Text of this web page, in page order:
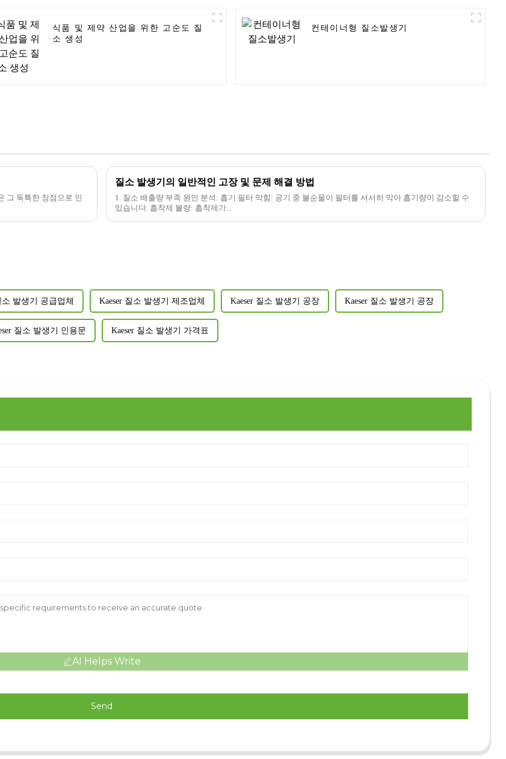
식품 및 제약 산업을 위한 고순도 질
소 생성
컨테이너형 질소발생기
그 독특한 장점으로 인
질소 발생기의 일반적인 고장 및 문제 해결 방법
1. 질소 배출량 부족 원인 분석: 흡기 필터 막힘: 공기 중 불순물이 필터를 서서히 막아 흡기량이 감소할 수
있습니다. 흡착제 불량: 흡착제가...
소 발생기 공급업체 Kaeser 질소 발생기 제조업체 Kaeser 질소 발생기 공장 Kaeser 질소 발생기 공장
질소 발생기 인용문 Kaeser 질소 발생기 가격표
AI Helps Write
Send